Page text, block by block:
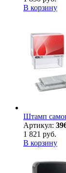
В корзину
Штамп
Артикул:
1 821 руб.
В корзину